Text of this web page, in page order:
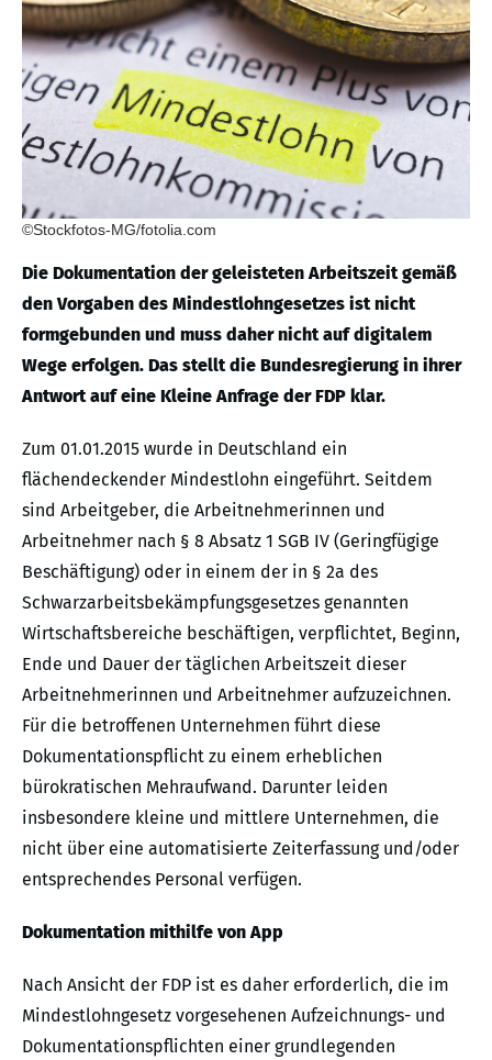
©Stockfotos-MG/fotolia.com
Die Dokumentation der geleisteten Arbeitszeit gemäß
den Vorgaben des Mindestlohngesetzes ist nicht
formgebunden und muss daher nicht auf digitalem
Wege erfolgen. Das stellt die Bundesregierung in ihrer
Antwort auf eine Kleine Anfrage der FDP klar.
Zum 01.01.2015 wurde in Deutschland ein
flächendeckender Mindestlohn eingeführt. Seitdem
sind Arbeitgeber, die Arbeitnehmerinnen und
Arbeitnehmer nach § 8 Absatz 1 SGB IV (Geringfügige
Beschäftigung) oder in einem der in § 2a des
Schwarzarbeitsbekämpfungsgesetzes genannten
Wirtschaftsbereiche beschäftigen, verpflichtet, Beginn,
Ende und Dauer der täglichen Arbeitszeit dieser
Arbeitnehmerinnen und Arbeitnehmer aufzuzeichnen.
Für die betroffenen Unternehmen führt diese
Dokumentationspflicht zu einem erheblichen
bürokratischen Mehraufwand. Darunter leiden
insbesondere kleine und mittlere Unternehmen, die
nicht über eine automatisierte Zeiterfassung und/oder
entsprechendes Personal verfügen.
Dokumentation mithilfe von App
Nach Ansicht der FDP ist es daher erforderlich, die im
Mindestlohngesetz vorgesehenen Aufzeichnungs- und
Dokumentationspflichten einer grundlegenden